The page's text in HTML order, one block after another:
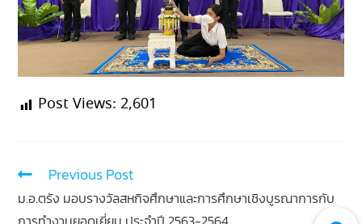
Post Views: 2,601
Previous Post
ม.อ.ตรัง มอบรางวัลสหกิจศึกษาและการศึกษาเชิงบูรณาการกับ